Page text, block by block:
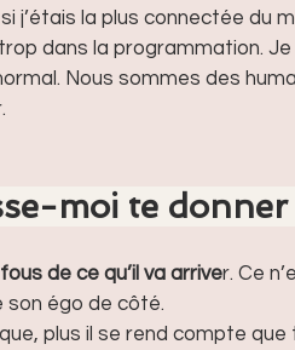
j’étais la plus connectée du
dans la programmation.
Nous sommes des
moi te
de ce qu’il va arriver. Ce
égo de côté.
plus il se rend compte